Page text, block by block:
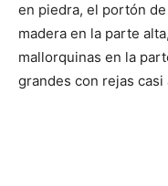
en piedra, el portón
madera en la parte
mallorquinas en la
grandes con rejas casi